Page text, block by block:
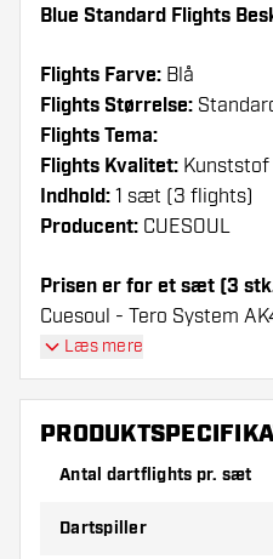
Blue Standard Flights
Flights Farve: Blå
Flights Størrelse:
Flights Tema:
Flights Kvalitet: Kunststof
Indhold: 1 sæt (3 flights)
Producent: CUESOUL
Prisen er for et sæt (3
Cuesoul - Tero System
Blue Standard Flights
These flights can only be
Dartshopper-tip!
Sørg for, at du har
knækket ved brug.
Læs mere
Antal dartflights pr. sæt
Dartspiller